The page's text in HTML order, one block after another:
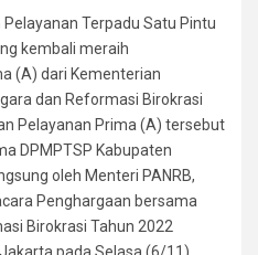
Terpadu Satu Pintu
kembali meraih
(A) dari Kementerian
dan Reformasi Birokrasi
Pelayanan Prima (A) tersebut
DPMPTSP Kabupaten
oleh Menteri PANRB,
Penghargaan bersama
Birokrasi Tahun 2022